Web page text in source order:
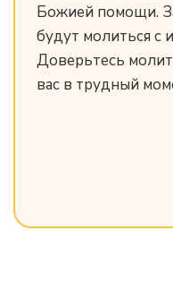
Божией помощи.
будут молиться с
Доверьтесь
вас в трудный